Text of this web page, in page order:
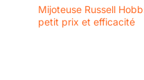
Mijoteuse Russell
petit prix et efficacité